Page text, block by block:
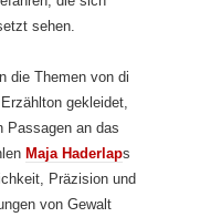
sehen.
die Themen von di
gekleidet,
Passagen an das
Maja Haderlaps
Präzision und
von Gewalt